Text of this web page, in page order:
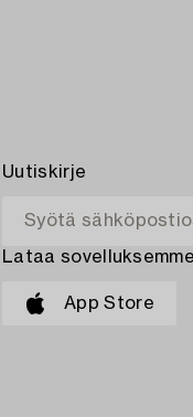
Uutiskirje
Lataa sovelluksemme
App Store